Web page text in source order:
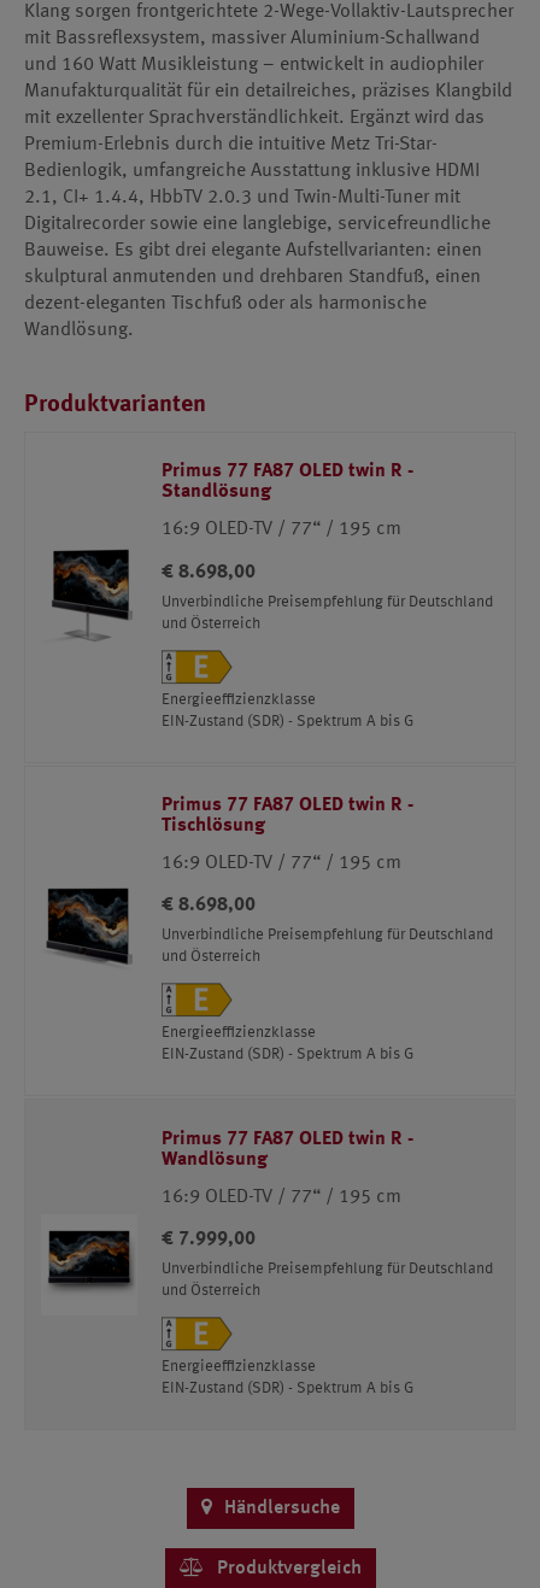
Klang sorgen frontgerichtete 2-Wege-Vollaktiv-Lautsprecher
mit Bassreflexsystem, massiver Aluminium-Schallwand
und 160 Watt Musikleistung – entwickelt in audiophiler
Manufakturqualität für ein detailreiches, präzises Klangbild
mit exzellenter Sprachverständlichkeit. Ergänzt wird das
Premium-Erlebnis durch die intuitive Metz Tri-Star-
Bedienlogik, umfangreiche Ausstattung inklusive HDMI
2.1, CI+ 1.4.4, HbbTV 2.0.3 und Twin-Multi-Tuner mit
Digitalrecorder sowie eine langlebige, servicefreundliche
Bauweise. Es gibt drei elegante Aufstellvarianten: einen
skulptural anmutenden und drehbaren Standfuß, einen
dezent-eleganten Tischfuß oder als harmonische
Wandlösung.
Produktvarianten
Primus 77 FA87 OLED twin R -
Standlösung
16:9 OLED-TV / 77“ / 195 cm
€ 8.698,00
Unverbindliche Preisempfehlung für Deutschland
und Österreich
Energieeffizienzklasse
EIN-Zustand (SDR) - Spektrum A bis G
Primus 77 FA87 OLED twin R -
Tischlösung
16:9 OLED-TV / 77“ / 195 cm
€ 8.698,00
Unverbindliche Preisempfehlung für Deutschland
und Österreich
Energieeffizienzklasse
EIN-Zustand (SDR) - Spektrum A bis G
Primus 77 FA87 OLED twin R -
Wandlösung
16:9 OLED-TV / 77“ / 195 cm
€ 7.999,00
Unverbindliche Preisempfehlung für Deutschland
und Österreich
Energieeffizienzklasse
EIN-Zustand (SDR) - Spektrum A bis G
Händlersuche
Produktvergleich